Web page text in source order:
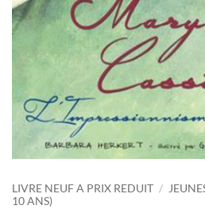
LIVRE NEUF A PRIX REDUIT /
10 ANS)